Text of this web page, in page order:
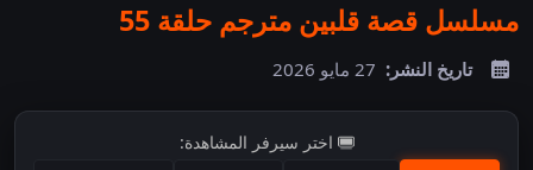
مسلسل قصة قلبين مترجم حلقة 55
تاريخ النشر: 27 مايو 2026
اختر سيرفر المشاهدة: